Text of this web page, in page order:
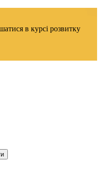
в курсі розвитку